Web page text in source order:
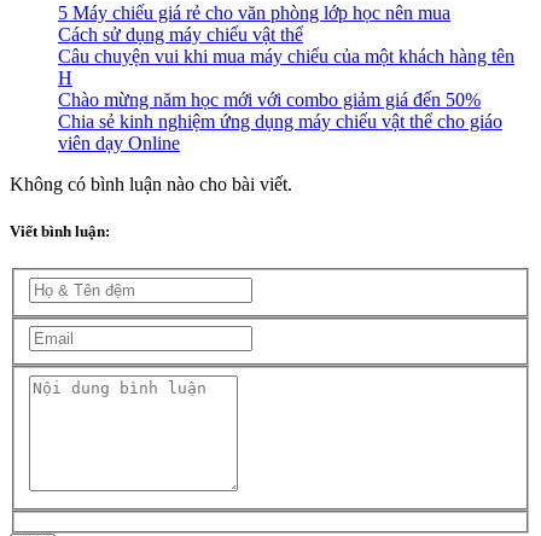
5 Máy chiếu giá rẻ cho văn phòng lớp học nên mua
Cách sử dụng máy chiếu vật thể
Câu chuyện vui khi mua máy chiếu của một khách hàng tên
H
Chào mừng năm học mới với combo giảm giá đến 50%
Chia sẻ kinh nghiệm ứng dụng máy chiếu vật thể cho giáo
viên dạy Online
Không có bình luận nào cho bài viết.
Viết bình luận: